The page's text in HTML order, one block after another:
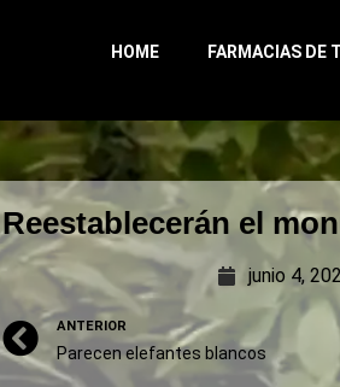
HOME FARMACIAS DE
Reestablecerán el
junio 4,
ANTERIOR
Parecen elefantes blancos